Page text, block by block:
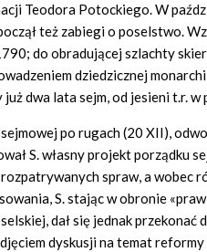
Teodora Potockiego. W
też zabiegi o poselstwo.
do obradującej szlachty
dziedzicznej
już dwa lata sejm, od jesieni t.r. w
po rugach (20 XII),
S. własny projekt porządku
spraw, a wobec
S. stając w obronie
dał się jednak
dyskusji na temat